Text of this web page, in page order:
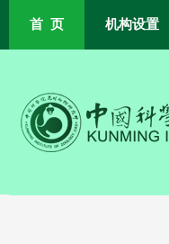
首 页 机构设置